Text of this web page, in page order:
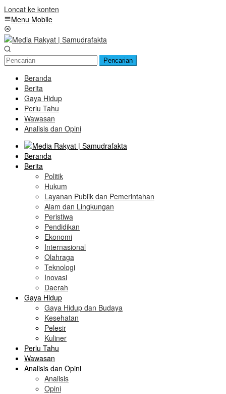
Loncat ke konten
Menu Mobile
Pencarian
Beranda
Berita
Gaya Hidup
Perlu Tahu
Wawasan
Analisis dan Opini
Beranda
Berita
Politik
Hukum
Layanan Publik dan Pemerintahan
Alam dan Lingkungan
Peristiwa
Pendidikan
Ekonomi
Internasional
Olahraga
Teknologi
Inovasi
Daerah
Gaya Hidup
Gaya Hidup dan Budaya
Kesehatan
Pelesir
Kuliner
Perlu Tahu
Wawasan
Analisis dan Opini
Analisis
Opini